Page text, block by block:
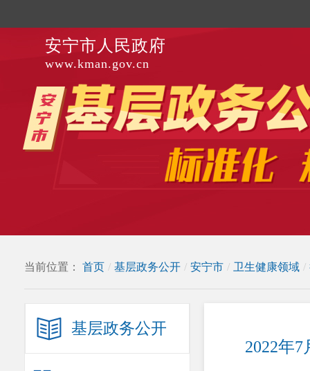
安宁市人民政府
www.kman.gov.cn
当前位置： 首页 / 基层政务公开 / 安宁市 / 卫生健康领域 /
基层政务公开
2022年